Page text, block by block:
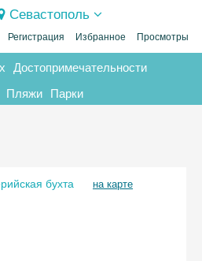
Севастополь
Регистрация Избранное Просмотры
Достопримечательности
Пляжи Парки
бухта на карте